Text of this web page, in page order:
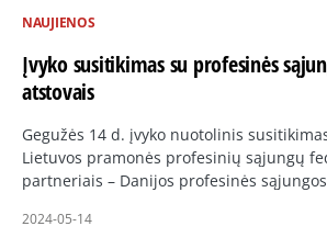
NAUJIENOS
Įvyko susitikimas su profesinės
atstovais
Gegužės 14 d. įvyko nuotolinis
Lietuvos pramonės profesinių sąjungų
partneriais – Danijos profesinės
2024-05-14